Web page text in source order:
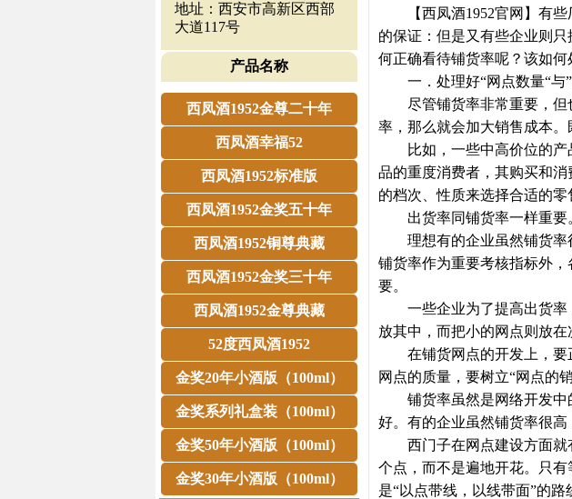
地址：西安市高新区西部
大道117号
产品名称
西凤酒1952金尊二十年
西凤酒幸福52
西凤酒1952标准版
西凤酒1952金奖五十年
西凤酒1952铜尊典藏
西凤酒1952金奖三十年
西凤酒1952金尊典藏
52度西凤酒1952
金奖20年小酒版（100ml）
金奖系列礼盒装（100ml）
金奖50年小酒版（100ml）
金奖30年小酒版（100ml）
【西凤酒1952官网】有些
的保证：但是又有些企业则
何正确看待铺货率呢？该如
一．处理好“网点数量“与”
尽管铺货率非常重要，但也
率，那么就会加大销售成本
比如，一些中高价位的产
品的重度消费者，其购买和
的档次、性质来选择合适的零
出货率同铺货率一样重要
理想有的企业虽然铺货率
铺货率作为重要考核指标外
要。
一些企业为了提高出货率，
放其中，而把小的网点则放
在铺货网点的开发上，要
网点的质量，要树立“网点的
铺货率虽然是网络开发中
好。有的企业虽然铺货率很高
西门子在网点建设方面就
个点，而不是遍地开花。只
是“以点带线，以线带面”的路